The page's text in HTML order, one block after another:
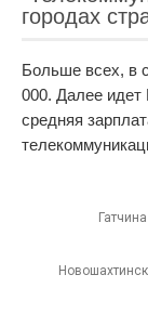
городах
Больше всех, в
000. Далее идет
средняя
Гатчина
Новошахтинск